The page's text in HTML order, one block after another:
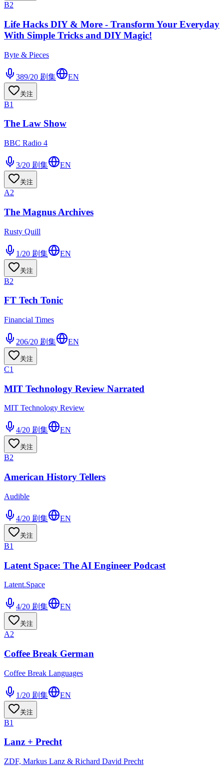
B2
Life Hacks DIY & More - Transform Your Everyday
With Simple Tricks and DIY Magic!
Byte & Pieces
389/20 剧集 EN
关注
B1
The Law Show
BBC Radio 4
3/20 剧集 EN
关注
A2
The Magnus Archives
Rusty Quill
1/20 剧集 EN
关注
B2
FT Tech Tonic
Financial Times
206/20 剧集 EN
关注
C1
MIT Technology Review Narrated
MIT Technology Review
4/20 剧集 EN
关注
B2
American History Tellers
Audible
4/20 剧集 EN
关注
B1
Latent Space: The AI Engineer Podcast
Latent.Space
4/20 剧集 EN
关注
A2
Coffee Break German
Coffee Break Languages
1/20 剧集 EN
关注
B1
Lanz + Precht
ZDF, Markus Lanz & Richard David Precht